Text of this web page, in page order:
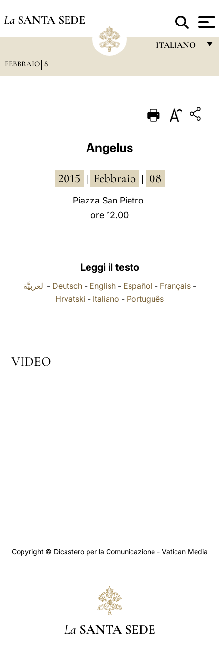
La SANTA SEDE
ITALIANO
PORTUGUÊS
POLSKI
FEBBRAIO 8
Angelus
2015 Febbraio 08
Piazza San Pietro
ore 12.00
Leggi il testo
العربيَّة - Deutsch- English- Español - Français-
Hrvatski - Italiano - Português
VIDEO
Copyright © Dicastero per la Comunicazione - Vatican Media
La SANTA SEDE